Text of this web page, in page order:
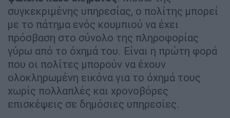
συγκεκριμένης υπηρεσίας, ο πολίτης μπορεί
με το πάτημα ενός κουμπιού να έχει
πρόσβαση στο σύνολο της πληροφορίας
γύρω από το όχημά του. Είναι η πρώτη φορά
που οι πολίτες μπορούν να έχουν
ολοκληρωμένη εικόνα για το όχημά τους
χωρίς πολλαπλές και χρονοβόρες
επισκέψεις σε δημόσιες υπηρεσίες.